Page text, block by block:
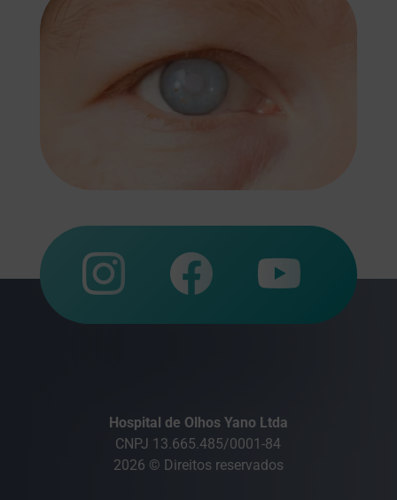
Hospital de Olhos Yano Ltda
CNPJ 13.665.485/0001-84
2026 © Direitos reservados